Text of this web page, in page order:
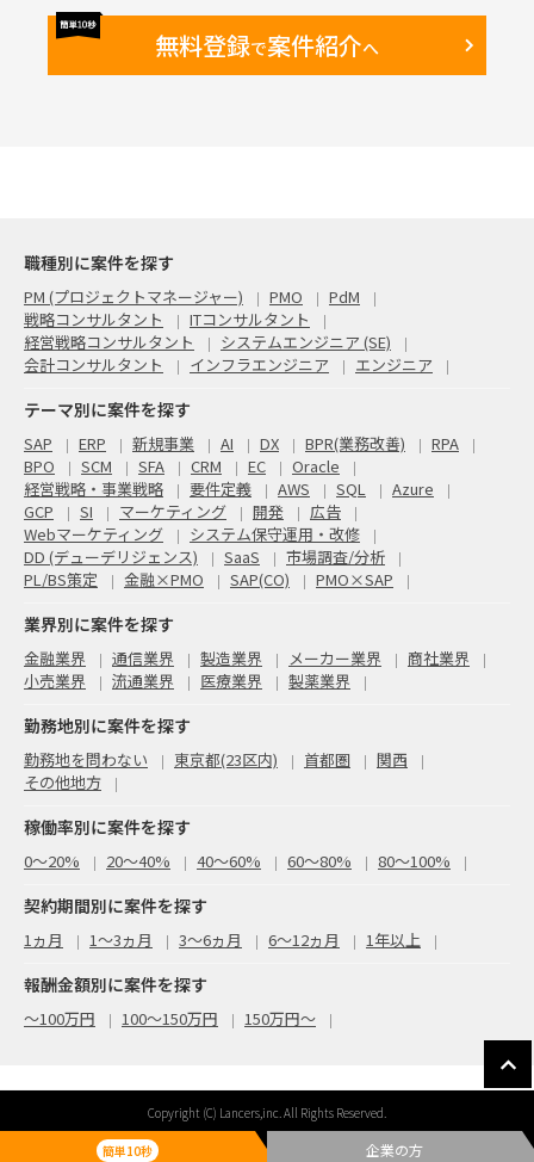
無料登録で案件紹介へ
職種別に案件を探す
PM (プロジェクトマネージャー) PMO
PdM
戦略コンサルタント
ITコンサルタント
経営戦略コンサルタント
システムエンジニア (SE)
会計コンサルタント
インフラエンジニア エンジニア
テーマ別に案件を探す
SAP ERP 新規事業 AI DX BPR(業務改善)
RPA
BPO
SCM SFA CRM EC
Oracle
経営戦略・事業戦略
要件定義 AWS SQL
Azure
GCP
SI マーケティング 開発
広告
Webマーケティング
システム保守運用・改修
DD (デューデリジェンス)
SaaS
市場調査/分析
PL/BS策定
金融×PMO SAP(CO) PMO×SAP
業界別に案件を探す
金融業界 通信業界 製造業界 メーカー業界
商社業界
小売業界
流通業界 医療業界 製薬業界
勤務地別に案件を探す
勤務地を問わない 東京都(23区内) 首都圏
関西
その他地方
稼働率別に案件を探す
0〜20% 20〜40% 40〜60% 60〜80% 80〜100%
契約期間別に案件を探す
1ヵ月 1～3ヵ月 3～6ヵ月 6～12ヵ月 1年以上
報酬金額別に案件を探す
〜100万円 100〜150万円 150万円〜
Copyright (C) Lancers,inc. All Rights Reserved.
簡単10秒
企業の方